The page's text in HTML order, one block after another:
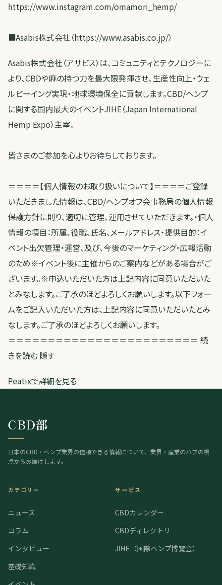
https://www.instagram.com/omamori_hemp/
■Asabis株式会社（https://www.asabis.co.jp/）
Asabis株式会社（アサビス）は、コミュニティとテクノロジーに
より、CBDや麻の持つ力を最大限発揮させ、生産性向上・ウェ
ルビーイング実現・地球環境保全に貢献します。CBD/ヘンプ
に関する国内最大のイベントJIHE（Japan International
Hemp Expo）主宰。
皆さまのご参加を心よりお待ちしております。
＝＝＝＝【個人情報のお取り扱いについて】＝＝＝＝ご登録
いただきました情報は、CBD/ヘンプオフ会事務局の個人情報
保護方針に則り、適切に管理、運用させていただきます。・個人
情報の項目：所属、役職、氏名、メールアドレス・提供目的：イ
ベント出欠管理・運営、及び、今後のマーケティング・広報活動
のため※イベント後に主催からのご案内などがある場合がご
ざいます。※申込いただいた方は上記内容に同意いただいた
とみなします。ご了承のほどよろしくお願いします。以下フォー
ムをご記入いただいた方は、上記内容に同意いただいたとみ
なします。ご了承のほどよろしくお願いします。
＝＝＝＝＝＝＝＝＝＝＝＝＝＝＝＝＝＝＝＝＝＝＝＝ 続
きを読む 隠す
Peatixで詳細を見る
CBD部
日本のCBD・ヘンプ業界の信頼できる情報について、業界・産業のハブの視
点からお届けします。
カテゴリー
ニュース
コラム
インタビュー
基礎知識
サービス
CBDカレンダー
CBDディレクトリ
JIHE（国際ヘンプ博覧会）